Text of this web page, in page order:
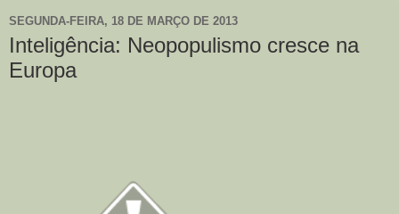
SEGUNDA-FEIRA, 18 DE MARÇO DE 2013
Inteligência: Neopopulismo cresce na
Europa